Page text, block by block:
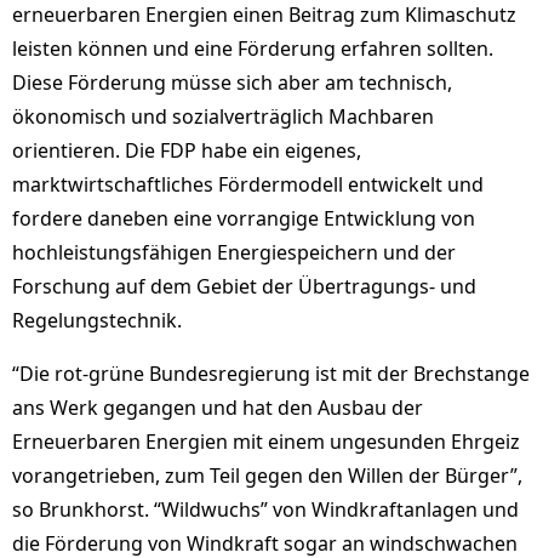
erneuerbaren Energien einen Beitrag zum Klimaschutz
leisten können und eine Förderung erfahren sollten.
Diese Förderung müsse sich aber am technisch,
ökonomisch und sozialverträglich Machbaren
orientieren. Die FDP habe ein eigenes,
marktwirtschaftliches Fördermodell entwickelt und
fordere daneben eine vorrangige Entwicklung von
hochleistungsfähigen Energiespeichern und der
Forschung auf dem Gebiet der Übertragungs- und
Regelungstechnik.
“Die rot-grüne Bundesregierung ist mit der Brechstange
ans Werk gegangen und hat den Ausbau der
Erneuerbaren Energien mit einem ungesunden Ehrgeiz
vorangetrieben, zum Teil gegen den Willen der Bürger”,
so Brunkhorst. “Wildwuchs” von Windkraftanlagen und
die Förderung von Windkraft sogar an windschwachen